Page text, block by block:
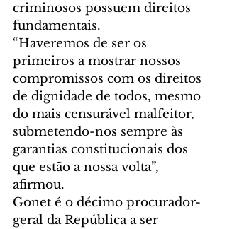
criminosos possuem direitos
fundamentais.
“Haveremos de ser os
primeiros a mostrar nossos
compromissos com os direitos
de dignidade de todos, mesmo
do mais censurável malfeitor,
submetendo-nos sempre às
garantias constitucionais dos
que estão a nossa volta”,
afirmou.
Gonet é o décimo procurador-
geral da República a ser